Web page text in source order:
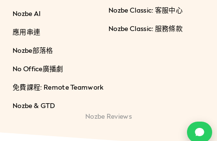
Nozbe AI
應用串連
Nozbe部落格
No Office廣播劇
免費課程: Remote Teamwork
Nozbe & GTD
Nozbe Classic: 客服中心
Nozbe Classic: 服務條款
Nozbe Reviews
c